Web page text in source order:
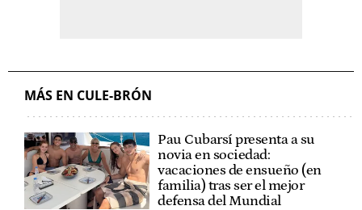
MÁS EN CULE-BRÓN
Pau Cubarsí presenta a su
novia en sociedad:
vacaciones de ensueño (en
familia) tras ser el mejor
defensa del Mundial